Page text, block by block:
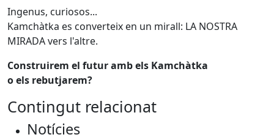
Ingenus, curiosos...
Kamchàtka es converteix en un mirall: LA NOSTRA
MIRADA vers l'altre.
Construirem el futur amb els Kamchàtka
o els rebutjarem?
Contingut relacionat
Notícies